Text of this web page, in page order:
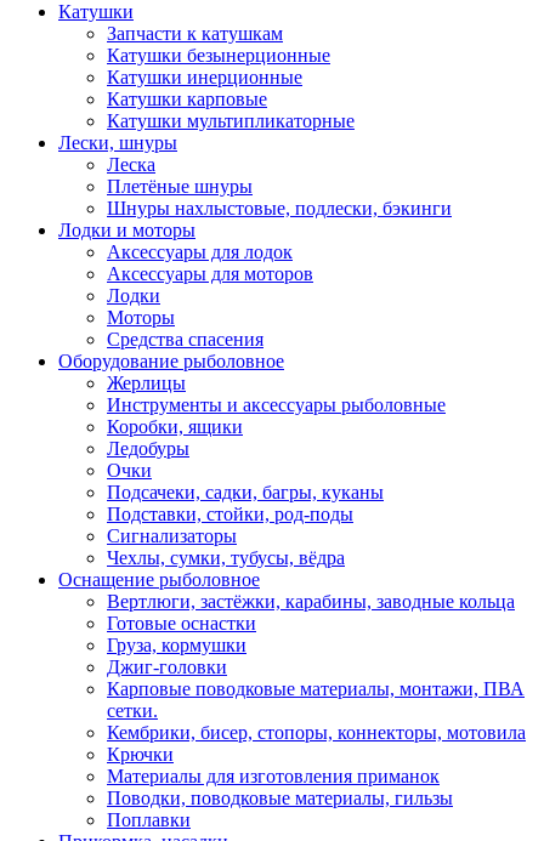
Катушки
Запчасти к катушкам
Катушки безынерционные
Катушки инерционные
Катушки карповые
Катушки мультипликаторные
Лески, шнуры
Леска
Плетёные шнуры
Шнуры нахлыстовые, подлески, бэкинги
Лодки и моторы
Аксессуары для лодок
Аксессуары для моторов
Лодки
Моторы
Средства спасения
Оборудование рыболовное
Жерлицы
Инструменты и аксессуары рыболовные
Коробки, ящики
Ледобуры
Очки
Подсачеки, садки, багры, куканы
Подставки, стойки, род-поды
Сигнализаторы
Чехлы, сумки, тубусы, вёдра
Оснащение рыболовное
Вертлюги, застёжки, карабины, заводные кольца
Готовые оснастки
Груза, кормушки
Джиг-головки
Карповые поводковые материалы, монтажи, ПВА
сетки.
Кембрики, бисер, стопоры, коннекторы, мотовила
Крючки
Материалы для изготовления приманок
Поводки, поводковые материалы, гильзы
Поплавки